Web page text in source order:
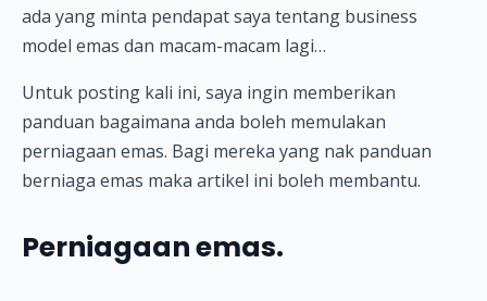
ada yang minta pendapat saya tentang business
model emas dan macam-macam lagi…
Untuk posting kali ini, saya ingin memberikan
panduan bagaimana anda boleh memulakan
perniagaan emas. Bagi mereka yang nak panduan
berniaga emas maka artikel ini boleh membantu.
Perniagaan emas.